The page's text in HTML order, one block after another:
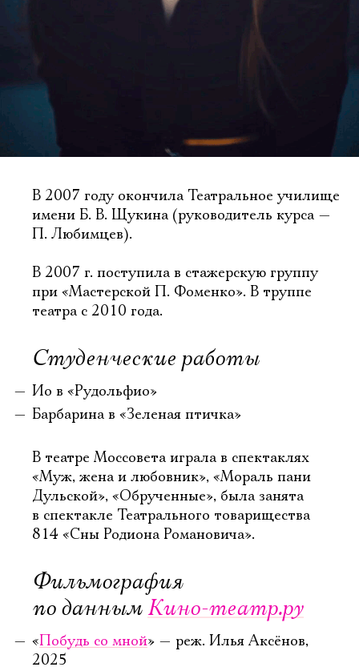
В 2007 году окончила Театральное училище
имени Б. В. Щукина (руководитель курса —
П. Любимцев).
В 2007 г. поступила в стажерскую группу
при «Мастерской П. Фоменко». В труппе
театра с 2010 года.
Студенческие работы
Ио в «Рудольфио»
Барбарина в «Зеленая птичка»
В театре Моссовета играла в спектаклях
«Муж, жена и любовник», «Мораль пани
Дульской», «Обрученные», была занята
в спектакле Театрального товарищества
814 «Сны Родиона Романовича».
Фильмография
по даннымКино-театр.ру
«Побудь со мной» — реж. Илья Аксёнов,
2025